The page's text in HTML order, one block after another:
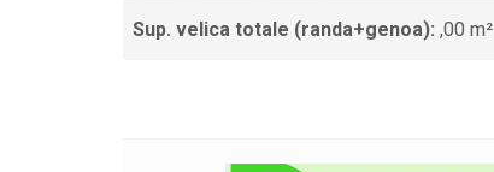
Sup. velica totale (randa+genoa): ,00 m²